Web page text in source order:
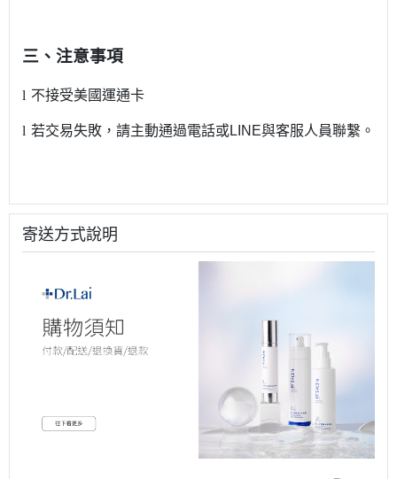
三、注意事項
l 不接受美國運通卡
l 若交易失敗，請主動通過電話或LINE與客服人員聯繫。
寄送方式說明